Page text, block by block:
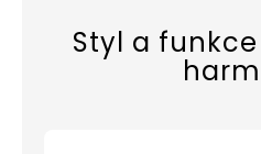
Styl a